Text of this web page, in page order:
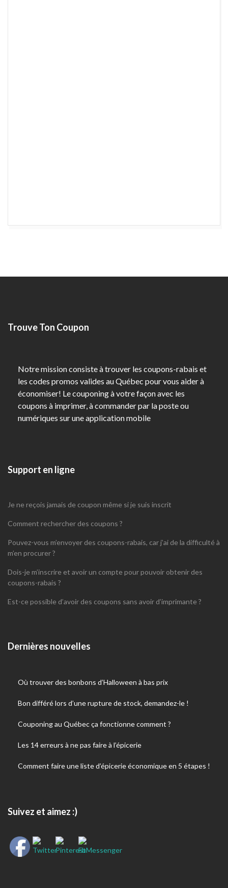
Trouve Ton Coupon
Notre mission consiste à trouver les coupons-rabais et
les codes promos valides au Québec pour vous aider à
économiser! Le couponing à votre façon avec les
coupons à imprimer, à commander par la poste ou
numériques sur une application mobile
Support en ligne
Je ne reçois jamais de coupon même si je suis inscrit
Comment rechercher des coupons ?
Pouvez-vous m’envoyer des coupons-rabais, car j’ai de la difficulté à
m’en procurer ?
Dois-je m’inscrire et avoir un compte pour pouvoir obtenir des
coupons-rabais ?
Est-ce possible d’avoir des coupons sans avoir d’imprimante ?
Dernières nouvelles
Où trouver des bonbons d’Halloween à bas prix
Bon différé lors d’une rupture de stock, demandez-le !
Couponing au Québec ça fonctionne comment ?
Les 14 erreurs à ne pas faire à l’épicerie
Comment faire une liste d’épicerie économique en 5 étapes !
Suivez et aimez :)